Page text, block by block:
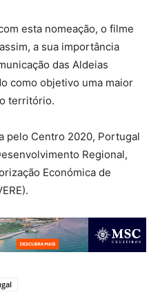
esta nomeação, o filme
a sua importância
das Aldeias
como objetivo uma maior
território.
pelo Centro 2020, Portugal
Regional,
Económica de